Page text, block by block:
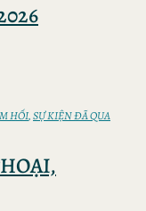
HỐI, SỰ KIỆN ĐÃ QUA